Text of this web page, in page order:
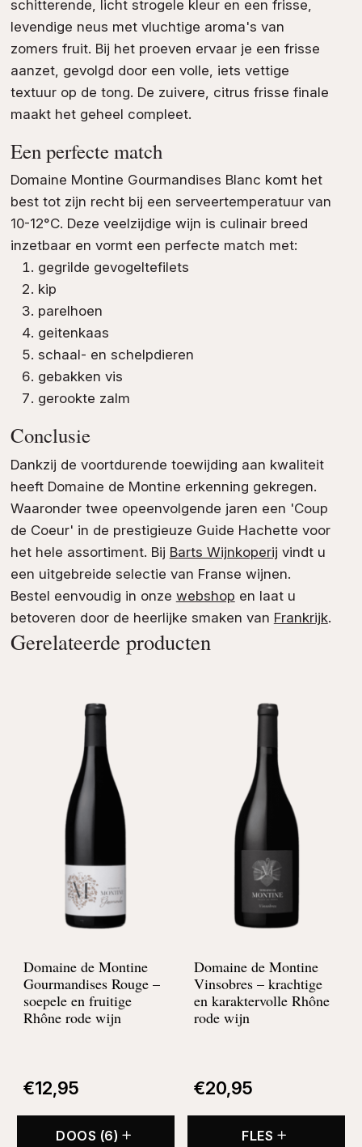
schitterende, licht strogele kleur en een frisse,
levendige neus met vluchtige aroma's van
zomers fruit. Bij het proeven ervaar je een frisse
aanzet, gevolgd door een volle, iets vettige
textuur op de tong. De zuivere, citrus frisse finale
maakt het geheel compleet.
Een perfecte match
Domaine Montine Gourmandises Blanc komt het
best tot zijn recht bij een serveertemperatuur van
10-12°C. Deze veelzijdige wijn is culinair breed
inzetbaar en vormt een perfecte match met:
gegrilde gevogeltefilets
kip
parelhoen
geitenkaas
schaal- en schelpdieren
gebakken vis
gerookte zalm
Conclusie
Dankzij de voortdurende toewijding aan kwaliteit
heeft Domaine de Montine erkenning gekregen.
Waaronder twee opeenvolgende jaren een 'Coup
de Coeur' in de prestigieuze Guide Hachette voor
het hele assortiment. Bij Barts Wijnkoperij vindt u
een uitgebreide selectie van Franse wijnen.
Bestel eenvoudig in onze webshop en laat u
betoveren door de heerlijke smaken van Frankrijk.
Gerelateerde producten
Domaine de Montine
Gourmandises Rouge –
soepele en fruitige
Rhône rode wijn
€12,95
DOOS (6)
Domaine de Montine
Vinsobres – krachtige
en karaktervolle Rhône
rode wijn
€20,95
FLES